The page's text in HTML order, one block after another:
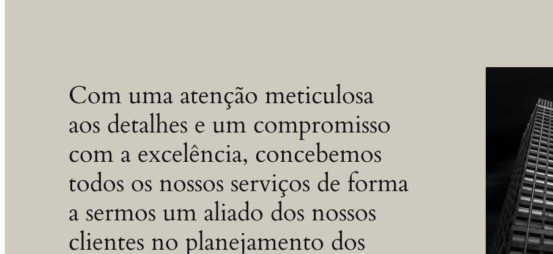
Com uma atenção meticulosa
aos detalhes e um compromisso
com a excelência, concebemos
todos os nossos serviços de forma
a sermos um aliado dos nossos
clientes no planejamento dos